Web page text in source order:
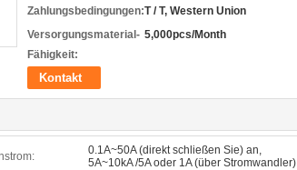
Zahlungsbedingungen:T / T, Western Union
Versorgungsmaterial-
Fähigkeit:
5,000pcs/Month
Kontakt
0.1A~50A (direkt schließen Sie) an,
5A~10kA /5A oder 1A (über Stromwandler)